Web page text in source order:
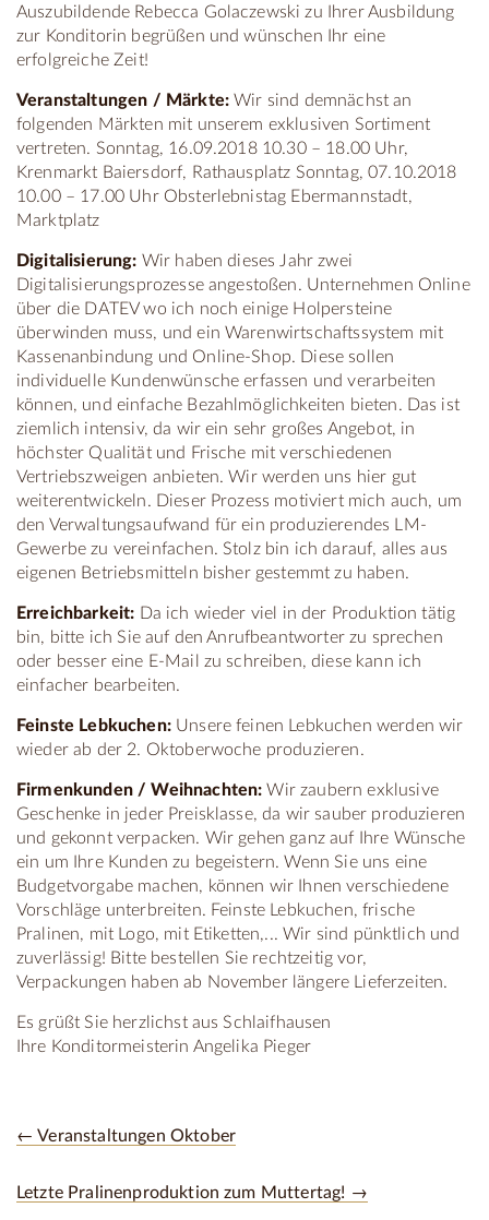
Auszubildende Rebecca Golaczewski zu Ihrer Ausbildung
zur Konditorin begrüßen und wünschen Ihr eine
erfolgreiche Zeit!
Veranstaltungen / Märkte: Wir sind demnächst an
folgenden Märkten mit unserem exklusiven Sortiment
vertreten. Sonntag, 16.09.2018 10.30 – 18.00 Uhr,
Krenmarkt Baiersdorf, Rathausplatz Sonntag, 07.10.2018
10.00 – 17.00 Uhr Obsterlebnistag Ebermannstadt,
Marktplatz
Digitalisierung: Wir haben dieses Jahr zwei
Digitalisierungsprozesse angestoßen. Unternehmen Online
über die DATEV wo ich noch einige Holpersteine
überwinden muss, und ein Warenwirtschaftssystem mit
Kassenanbindung und Online-Shop. Diese sollen
individuelle Kundenwünsche erfassen und verarbeiten
können, und einfache Bezahlmöglichkeiten bieten. Das ist
ziemlich intensiv, da wir ein sehr großes Angebot, in
höchster Qualität und Frische mit verschiedenen
Vertriebszweigen anbieten. Wir werden uns hier gut
weiterentwickeln. Dieser Prozess motiviert mich auch, um
den Verwaltungsaufwand für ein produzierendes LM-
Gewerbe zu vereinfachen. Stolz bin ich darauf, alles aus
eigenen Betriebsmitteln bisher gestemmt zu haben.
Erreichbarkeit: Da ich wieder viel in der Produktion tätig
bin, bitte ich Sie auf den Anrufbeantworter zu sprechen
oder besser eine E-Mail zu schreiben, diese kann ich
einfacher bearbeiten.
Feinste Lebkuchen:Unsere feinen Lebkuchen werden wir
wieder ab der 2. Oktoberwoche produzieren.
Firmenkunden / Weihnachten: Wir zaubern exklusive
Geschenke in jeder Preisklasse, da wir sauber produzieren
und gekonnt verpacken. Wir gehen ganz auf Ihre Wünsche
ein um Ihre Kunden zu begeistern. Wenn Sie uns eine
Budgetvorgabe machen, können wir Ihnen verschiedene
Vorschläge unterbreiten. Feinste Lebkuchen, frische
Pralinen, mit Logo, mit Etiketten,... Wir sind pünktlich und
zuverlässig! Bitte bestellen Sie rechtzeitig vor,
Verpackungen haben ab November längere Lieferzeiten.
Es grüßt Sie herzlichst aus Schlaifhausen
Ihre Konditormeisterin Angelika Pieger
← Veranstaltungen Oktober
Letzte Pralinenproduktion zum Muttertag! →